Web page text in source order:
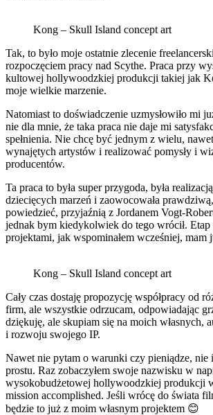
Kong – Skull Island concept art
Tak, to było moje ostatnie zlecenie
rozpoczęciem pracy nad Scythe. Praca przy
kultowej hollywoodzkiej produkcji takiej jak
moje wielkie marzenie.
Natomiast to doświadczenie uzmysłowiło mi
nie dla mnie, że taka praca nie daje mi
spełnienia. Nie chcę być jednym z wielu,
wynajętych artystów i realizować pomysły i
producentów.
Ta praca to była super przygoda, była
dziecięcych marzeń i zaowocowała
powiedzieć, przyjaźnią z Jordanem Vogt-
jednak bym kiedykolwiek do tego wrócił.
projektami, jak wspominałem wcześniej, mam
Kong – Skull Island concept art
Cały czas dostaję propozycję współpracy od
firm, ale wszystkie odrzucam, odpowiadając
dziękuję, ale skupiam się na moich własnych,
i rozwoju swojego IP.
Nawet nie pytam o warunki czy pieniądze, nie
prostu. Raz zobaczyłem swoje nazwisku w
wysokobudżetowej hollywoodzkiej produkcji
mission accomplished. Jeśli wrócę do świata
będzie to już z moim własnym projektem 😊